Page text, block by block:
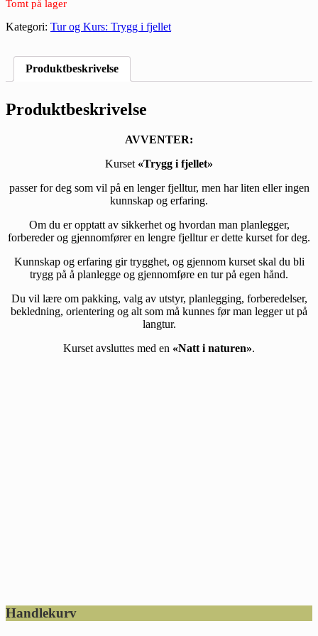
Tomt på lager
Kategori: Tur og Kurs: Trygg i fjellet
Produktbeskrivelse
Produktbeskrivelse
AVVENTER:
Kurset «Trygg i fjellet»
passer for deg som vil på en lenger fjelltur, men har liten eller ingen
kunnskap og erfaring.
Om du er opptatt av sikkerhet og hvordan man planlegger,
forbereder og gjennomfører en lengre fjelltur er dette kurset for deg.
Kunnskap og erfaring gir trygghet, og gjennom kurset skal du bli
trygg på å planlegge og gjennomføre en tur på egen hånd.
Du vil lære om pakking, valg av utstyr, planlegging, forberedelser,
bekledning, orientering og alt som må kunnes før man legger ut på
langtur.
Kurset avsluttes med en «Natt i naturen».
Footer
Handlekurv